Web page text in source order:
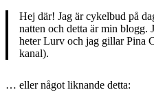
Hej där! Jag är cykelbud på
natten och detta är min blogg.
heter Lurv och jag gillar Pina
kanal).
… eller något liknande detta: